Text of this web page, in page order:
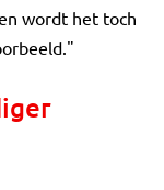
wordt het toch